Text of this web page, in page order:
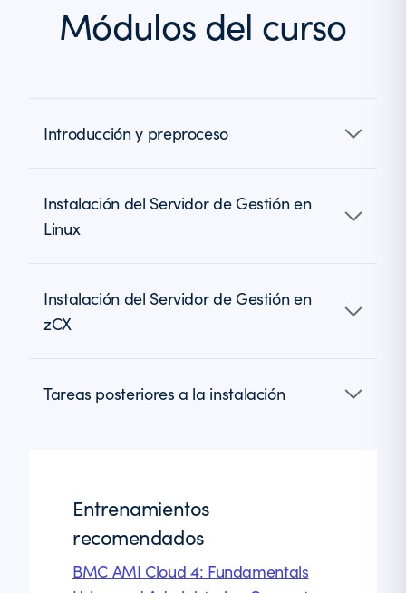
Módulos del curso
Introducción y preproceso
Instalación del Servidor de Gestión en
Linux
Instalación del Servidor de Gestión en
zCX
Tareas posteriores a la instalación
Entrenamientos
recomendados
BMC AMI Cloud 4: Fundamentals